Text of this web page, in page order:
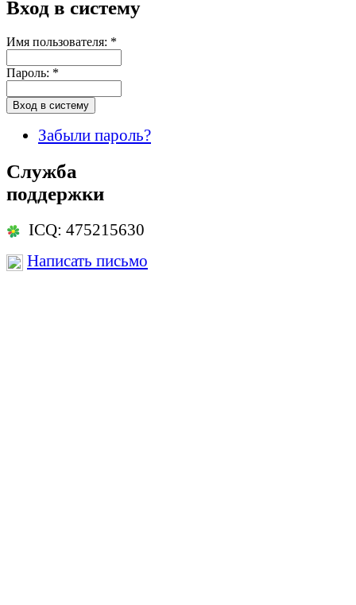
Вход в систему
Имя пользователя: *
Пароль: *
Забыли пароль?
Служба
поддержки
ICQ: 475215630
Написать письмо